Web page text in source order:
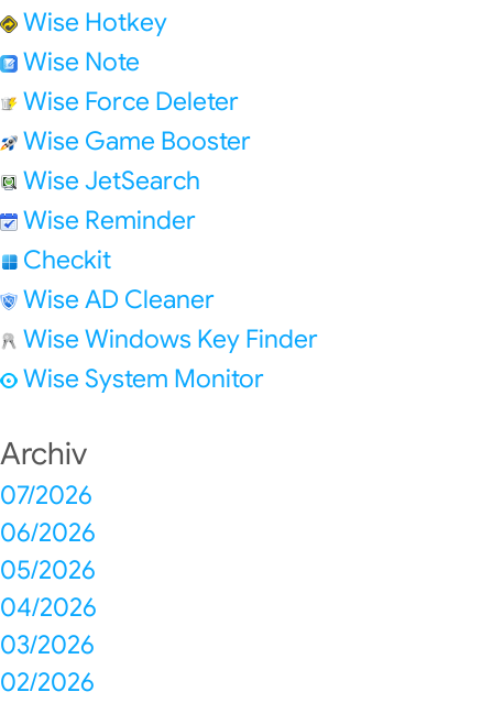
Wise Hotkey
Wise Note
Wise Force Deleter
Wise Game Booster
Wise JetSearch
Wise Reminder
Checkit
Wise AD Cleaner
Wise Windows Key Finder
Wise System Monitor
Archiv
07/2026
06/2026
05/2026
04/2026
03/2026
02/2026